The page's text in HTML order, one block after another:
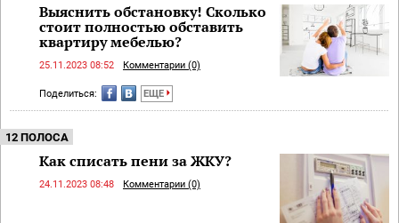
Выяснить обстановку! Сколько
стоит полностью обставить
квартиру мебелью?
25.11.2023 08:52 Комментарии (0)
Поделиться: ЕЩЕ
12 ПОЛОСА
Как списать пени за ЖКУ?
24.11.2023 08:48 Комментарии (0)